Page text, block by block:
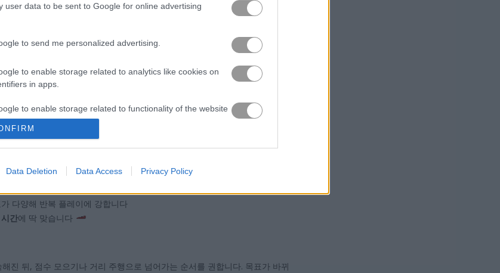
user data to be sent to Google for online advertising
to send me personalized advertising.
to enable storage related to analytics like cookies on
in apps.
to enable storage related to functionality of the website
to enable storage related to security, including
Data Deletion Data Access Privacy Policy
미션 드라이브
라우저 게임을 찾는 분께 추천하고 싶습니다. 정해진 시간 안에 체크포인트에
정해진 거리까지 달리는 등 목표가 명확한 미션형 구성이라 짧게 한 판만 해
흐름 덕분에 지루할 틈이 적고, 집중력이 필요한 순간이 자주 찾아옵니다.
다양해 반복 플레이에 강합니다
간에 딱 맞습니다
해진 뒤, 점수 모으기나 거리 주행으로 넘어가는 순서를 권합니다. 목표가 바뀌